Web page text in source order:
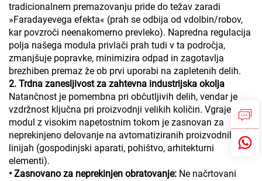
tradicionalnem premazovanju pride do težav zaradi
»Faradayevega efekta« (prah se odbija od vdolbin/robov,
kar povzroči neenakomerno prevleko). Napredna regulacija
polja našega modula privlači prah tudi v ta področja,
zmanjšuje popravke, minimizira odpad in zagotavlja
brezhiben premaz že ob prvi uporabi na zapletenih delih.
2. Trdna zanesljivost za zahtevna industrijska okolja
Natančnost je pomembna pri občutljivih delih, vendar je
vzdržnost ključna pri proizvodnji velikih količin. Vgrajeni
modul z visokim napetostnim tokom je zasnovan za
neprekinjeno delovanje na avtomatiziranih proizvodnih
linijah (gospodinjski aparati, pohištvo, arhitekturni
elementi).
• Zasnovano za neprekinjen obratovanje: Ne načrtovani